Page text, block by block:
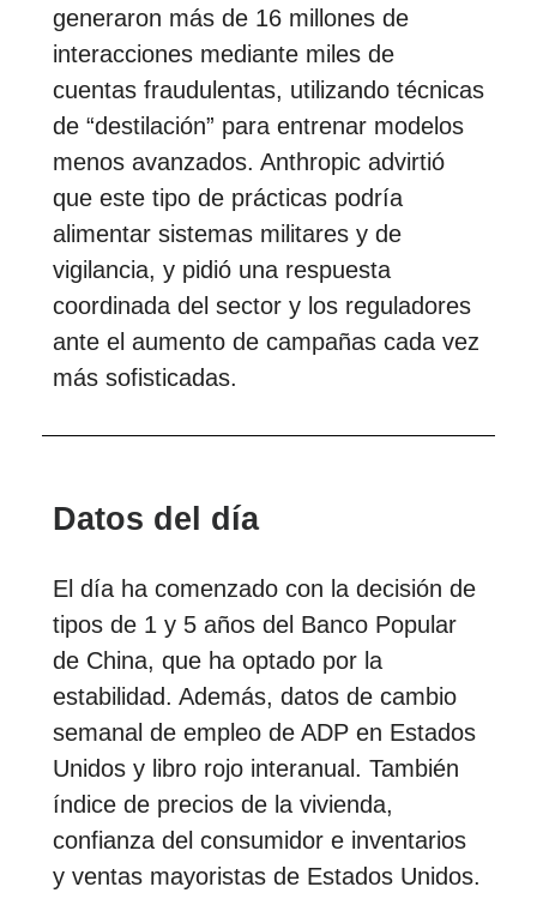
generaron más de 16 millones de
interacciones mediante miles de
cuentas fraudulentas, utilizando técnicas
de “destilación” para entrenar modelos
menos avanzados. Anthropic advirtió
que este tipo de prácticas podría
alimentar sistemas militares y de
vigilancia, y pidió una respuesta
coordinada del sector y los reguladores
ante el aumento de campañas cada vez
más sofisticadas.
Datos del día
El día ha comenzado con la decisión de
tipos de 1 y 5 años del Banco Popular
de China, que ha optado por la
estabilidad. Además, datos de cambio
semanal de empleo de ADP en Estados
Unidos y libro rojo interanual. También
índice de precios de la vivienda,
confianza del consumidor e inventarios
y ventas mayoristas de Estados Unidos.